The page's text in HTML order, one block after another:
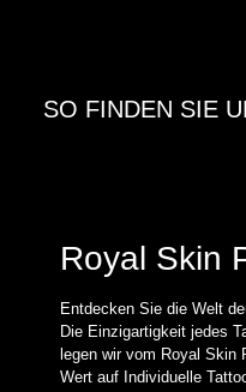
SO FINDEN SIE
Royal Skin
Entdecken Sie die Welt
Die Einzigartigkeit jedes
legen wir vom Royal Skin
Wert auf Individuelle